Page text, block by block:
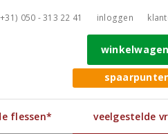
050 - 313 22 41 inloggen
winkelwagen
flessen* veelgestelde